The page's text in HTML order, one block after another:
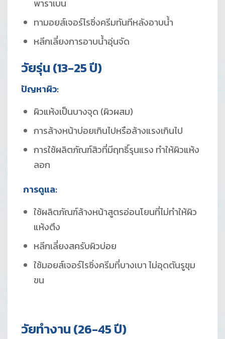
พาราเบน
ทามอยส์เจอร์ไรซิ่งครีมทันทีหลังอาบน้ำ
หลีกเลี่ยงการอาบน้ำอุ่นจัด
วัยรุ่น (13-25 ปี)
ปัญหาผิว:
ผิวแห้งเป็นบางจุด (ผิวผสม)
การล้างหน้าบ่อยเกินไปหรือล้างแรงเกินไป
การใช้ผลิตภัณฑ์สิวที่มีฤทธิ์รุนแรง ทำให้ผิวแห้ง
ลอก
การดูแล:
ใช้ผลิตภัณฑ์ล้างหน้าสูตรอ่อนโยนที่ไม่ทำให้ผิว
แห้งตึง
หลีกเลี่ยงสครับผิวบ่อย
ใช้มอยส์เจอร์ไรซิ่งครีมที่บางเบา ไม่อุดตันรูขุม
ขน
วัยทำงาน (26-45 ปี)